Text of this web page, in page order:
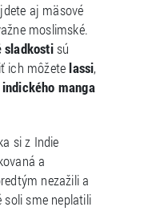
aj mäsové
moslimské.
sladkostisú
ich môžetelassi,
indického manga
si z Indie
a
nezažili a
sme neplatili